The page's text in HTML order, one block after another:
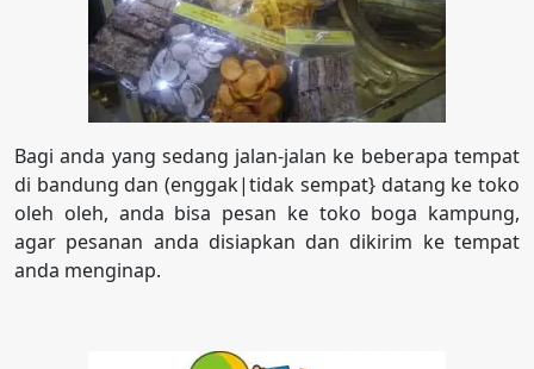
Bagi anda yang sedang jalan-jalan ke beberapa tempat
di bandung dan (enggak|tidak sempat} datang ke toko
oleh oleh, anda bisa pesan ke toko boga kampung,
agar pesanan anda disiapkan dan dikirim ke tempat
anda menginap.